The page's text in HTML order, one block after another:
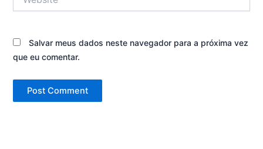
Salvar meus dados neste navegador para a próxima vez
que eu comentar.